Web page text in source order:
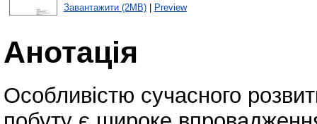
Завантажити (2MB)| Preview
Анотація
Особливістю сучасного